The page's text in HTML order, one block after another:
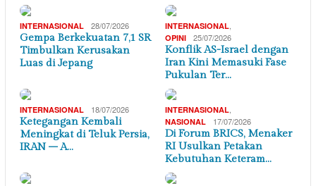
INTERNASIONAL 28/07/2026
Gempa Berkekuatan 7,1 SR
Timbulkan Kerusakan
Luas di Jepang
INTERNASIONAL
OPINI 25/07/2026
Konflik AS-Israel dengan
Iran Kini Memasuki Fase
Pukulan Ter…
INTERNASIONAL 18/07/2026
Ketegangan Kembali
Meningkat di Teluk Persia,
IRAN – A…
INTERNASIONAL
NASIONAL 17/07/2026
Di Forum BRICS, Menaker
RI Usulkan Petakan
Kebutuhan Keteram…